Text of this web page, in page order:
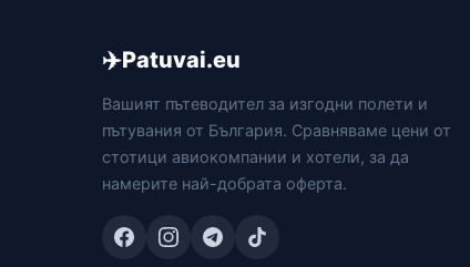
✈️Patuvai.eu
Вашият пътеводител за изгодни полети и
пътувания от България. Сравняваме цени от
стотици авиокомпании и хотели, за да
намерите най-добрата оферта.